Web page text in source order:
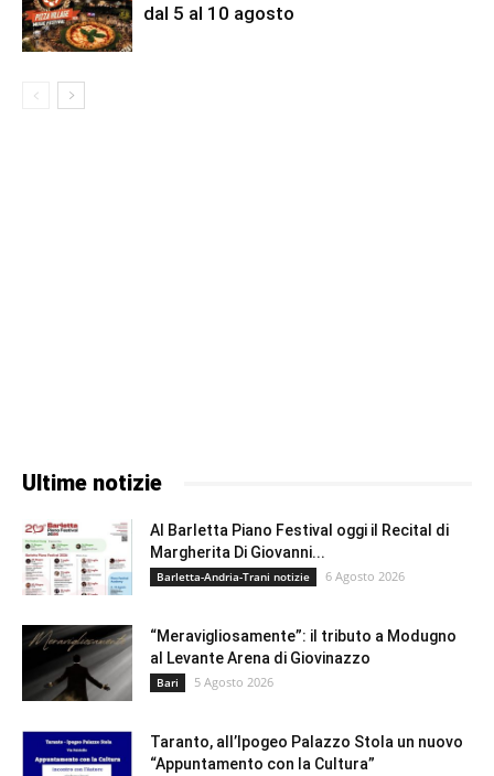
dal 5 al 10 agosto
Ultime notizie
Al Barletta Piano Festival oggi il Recital di
Margherita Di Giovanni...
Barletta-Andria-Trani notizie 6 Agosto 2026
“Meravigliosamente”: il tributo a Modugno
al Levante Arena di Giovinazzo
Bari 5 Agosto 2026
Taranto, all’Ipogeo Palazzo Stola un nuovo
“Appuntamento con la Cultura”